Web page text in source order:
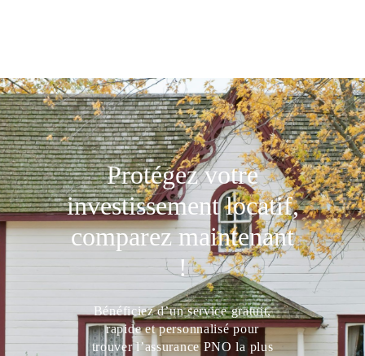
Protégez votre
investissement locatif,
comparez maintenant
!
Bénéficiez d’un service gratuit,
rapide et personnalisé pour
trouver l’assurance PNO la plus